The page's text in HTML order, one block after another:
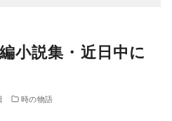
小説集・近日中に
時の物語